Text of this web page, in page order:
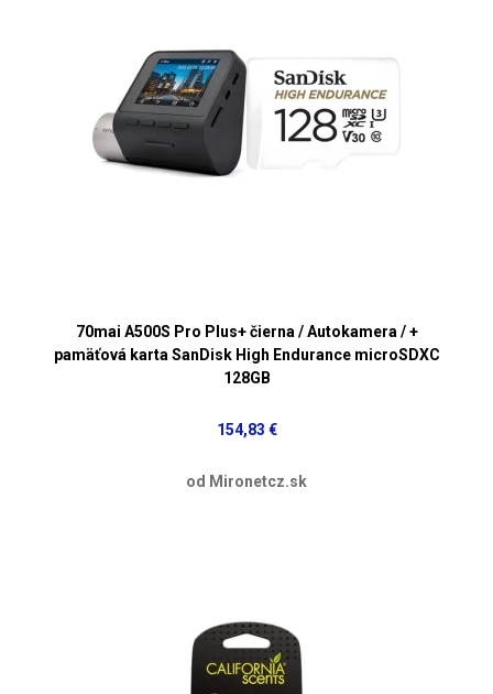
70mai A500S Pro Plus+ čierna / Autokamera / +
pamäťová karta SanDisk High Endurance microSDXC
128GB
154,83 €
od Mironetcz.sk